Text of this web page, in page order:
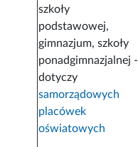
szkoły
podstawowej,
gimnazjum, szkoły
ponadgimnazjalnej -
dotyczy
samorządowych
placówek
oświatowych